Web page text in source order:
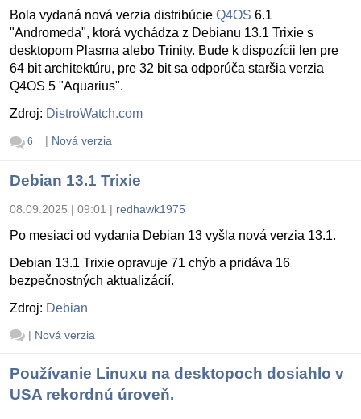
Bola vydaná nová verzia distribúcie Q4OS 6.1
"Andromeda", ktorá vychádza z Debianu 13.1 Trixie s
desktopom Plasma alebo Trinity. Bude k dispozícii len pre
64 bit architektúru, pre 32 bit sa odporúča staršia verzia
Q4OS 5 "Aquarius".
Zdroj: DistroWatch.com
6 | Nová verzia
Debian 13.1 Trixie
08.09.2025 | 09:01 | redhawk1975
Po mesiaci od vydania Debian 13 vyšla nová verzia 13.1.
Debian 13.1 Trixie opravuje 71 chýb a pridáva 16
bezpečnostných aktualizácií.
Zdroj: Debian
| Nová verzia
Používanie Linuxu na desktopoch dosiahlo v
USA rekordnú úroveň.